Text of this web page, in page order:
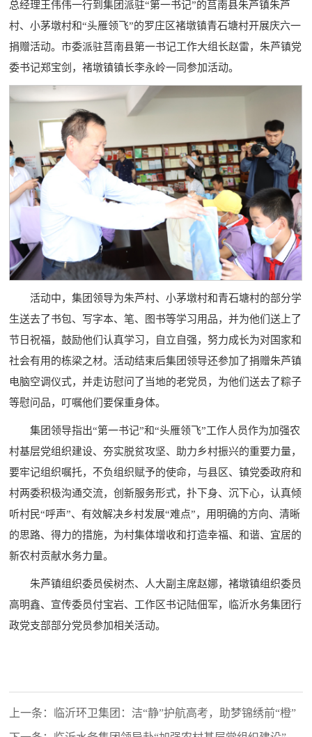
总经理王伟伟一行到集团派驻“第一书记”的莒南县朱芦镇朱芦
村、小茅墩村和“头雁领飞”的罗庄区褚墩镇青石塘村开展庆六一
捐赠活动。市委派驻莒南县第一书记工作大组长赵雷，朱芦镇党
委书记郑宝剑，褚墩镇镇长李永岭一同参加活动。
活动中，集团领导为朱芦村、小茅墩村和青石塘村的部分学
生送去了书包、写字本、笔、图书等学习用品，并为他们送上了
节日祝福，鼓励他们认真学习，自立自强，努力成长为对国家和
社会有用的栋梁之材。活动结束后集团领导还参加了捐赠朱芦镇
电脑空调仪式，并走访慰问了当地的老党员，为他们送去了粽子
等慰问品，叮嘱他们要保重身体。
集团领导指出“第一书记”和“头雁领飞”工作人员作为加强农
村基层党组织建设、夯实脱贫攻坚、助力乡村振兴的重要力量，
要牢记组织嘱托，不负组织赋予的使命，与县区、镇党委政府和
村两委积极沟通交流，创新服务形式，扑下身、沉下心，认真倾
听村民“呼声”、有效解决乡村发展“难点”，用明确的方向、清晰
的思路、得力的措施，为村集体增收和打造幸福、和谐、宜居的
新农村贡献水务力量。
朱芦镇组织委员侯树杰、人大副主席赵娜，褚墩镇组织委员
高明鑫、宣传委员付宝岩、工作区书记陆佃军，临沂水务集团行
政党支部部分党员参加相关活动。
上一条：临沂环卫集团：洁“静”护航高考，助梦锦绣前“橙”